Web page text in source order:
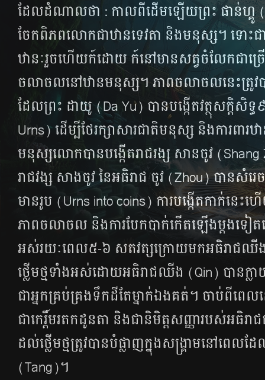
ដែល​ដំណាល​ថា​ : កាល​ពី​ដើម​ឡើយ​ព្រះ​ ផាន់ហ្គូ​
ចែក​ពិភព​លោក​ជា​ឋាន​ទេវតា​ និង​មនុស្ស​។ ទោះ​ជ
ឋានៈ​រួច​ហើយ​ក៍​ដោយ​ ក៍​នៅ​មាន​សត្វ​ចំលែក​ជា​ច្រ
ចលាចល​នៅ​ឋាន​មនុស្ស។ ភាព​ចលាចល​នេះ​ត្រូ
ដែល​ព្រះ​ ដាយូ (Da Yu) បាន​បង្កើត​វត្ថុ​សក្ដិសិទ្
Urns) ដើម្បី​ថែ​រក្សា​សារ​ជាតិ​មនុស្ស​ និង​ការពារ​
មនុស្ស​លោក​បាន​បង្កើត​រាជរង្ស​ សានចូវ
រាជ​វង្ស​ សាងចូវ នៃ​អធិរាជ​ ចូវ (Zhou) បាន​សំរេ
មាន​រូប​ (Urns into coins) ការ​បង្កើត​កាក់​នេះ​ហ
ភាព​ចលាចល​ និង​ការ​បែកបាក់​កើត​ឡើង​ម្ដង​ទៀ
អស់​រយៈពេល​៥-៦ សតវត្ស​ក្រោយ​មក​អធិរាជ​ឈីង​
ថ្លើម​ថ្ម​ទាំង​អស់​​ដោយ​អធិរាជ​ឈីង​ (Qin) បាន​ក្លាយ​
ជា​អ្នក​គ្រប់​គ្រង​ទឹក​ដី​តែ​ម្នាក់​ឯង​គត់​។ ចាប់​ពី​ពេល​ន
ជា​កេរ្តិ៍​មរតក​ដូនតា​ និង​ជា​និមិត្តសញ្ញា​របស់​អធិរា
ដល់​ថ្លើម​ថ្ម​ត្រូវ​បាន​បំផ្លាញ​ក្នុង​សង្រ្គាម​នៅ​ពេល​ដ
(Tang)។